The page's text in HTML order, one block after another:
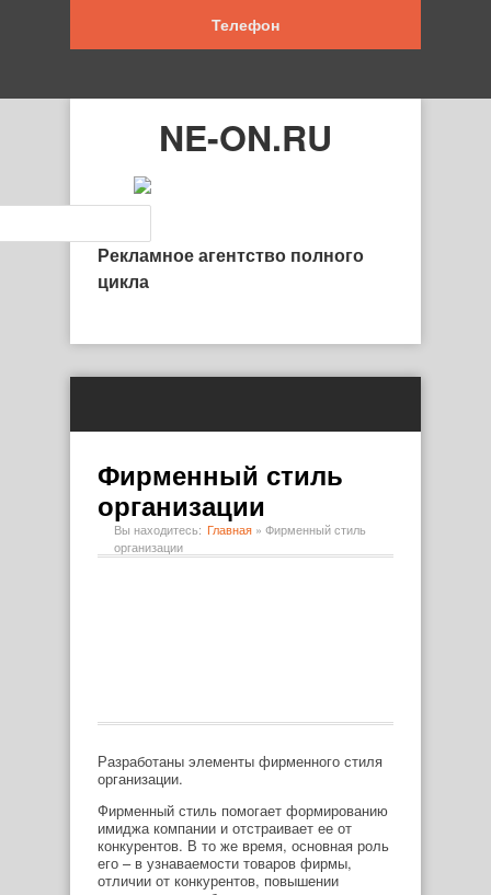
Телефон
NE-ON.RU
Рекламное агентство полного
цикла
Фирменный стиль
организации
Вы находитесь: Главная » Фирменный стиль
организации
Разработаны элементы фирменного стиля
организации.
Фирменный стиль помогает формированию
имиджа компании и отстраивает ее от
конкурентов. В то же время, основная роль
его – в узнаваемости товаров фирмы,
отличии от конкурентов, повышении